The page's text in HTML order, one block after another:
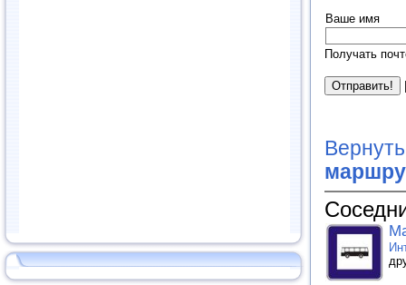
Ваше имя
Получать